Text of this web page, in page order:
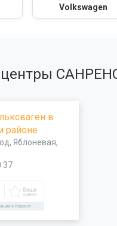
Volkswagen
в
районе
Яблоневая,
37